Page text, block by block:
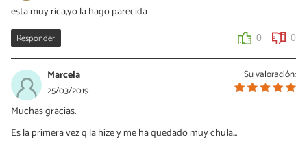
esta muy rica,yo la hago parecida
Responder 0 0
Su valoración:
Marcela
25/03/2019
Muchas gracias.
Es la primera vez q la hize y me ha quedado muy chula...